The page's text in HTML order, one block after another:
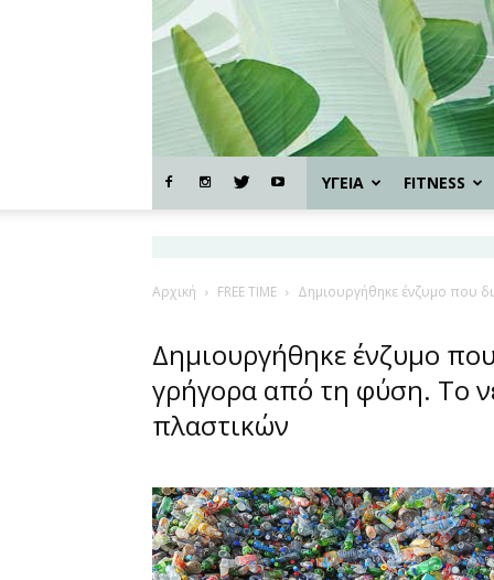
ΥΓΕΙΑ FITNESS
Αρχική FREE TIME Δημιουργήθηκε ένζυμο που
Δημιουργήθηκε ένζυμο
γρήγορα από τη φύση. Το
πλαστικών